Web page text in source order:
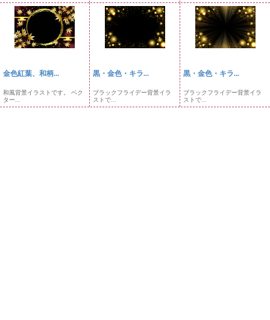
金色紅葉、和柄...
和風背景イラストです。 ベク
ター...
黒・金色・キラ...
ブラックフライデー背景イラ
ストで...
黒・金色・キラ...
ブラックフライデー背景イラ
ストで...